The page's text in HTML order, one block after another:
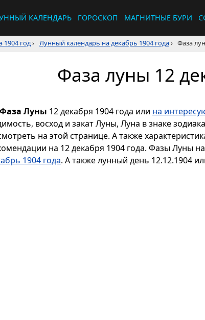
КАЛЕНДАРЬ ГОРОСКОП МАГНИТНЫЕ БУРИ
1904 год› Лунный календарь на декабрь 1904 года› Фаза
Фаза луны 12
Фаза Луны 12 декабря 1904 года или на
восход и закат Луны, Луна в знаке
на этой странице. А также
на 12 декабря 1904 года. Фазы Луны
1904 года. А также лунный день 12.12.1904